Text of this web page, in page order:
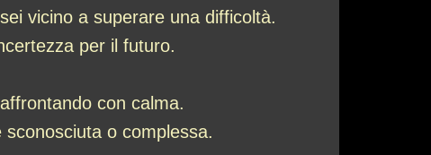
vicino a superare una difficoltà.
per il futuro.
con calma.
o complessa.